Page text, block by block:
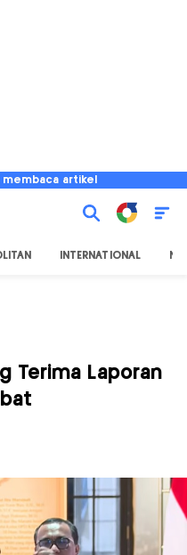
artikel
INTERNATIONAL
Terima Laporan